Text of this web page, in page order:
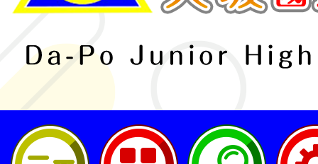
桃園市立大坡國民中學